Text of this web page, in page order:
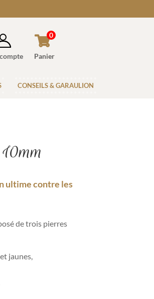
Panier
0
CONSEILS & GARAULION
ultime contre les
de trois pierres
jaunes,